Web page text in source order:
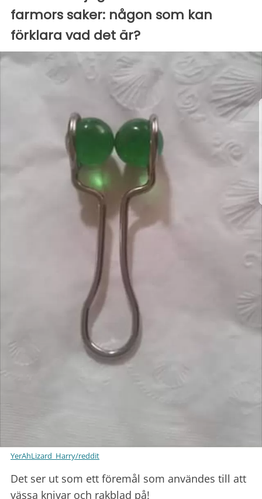
farmors saker: någon som kan
förklara vad det är?
YerAhLizard_Harry/reddit
Det ser ut som ett föremål som användes till att
vässa knivar och rakblad på!